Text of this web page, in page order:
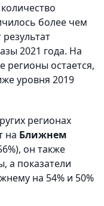
количество
более чем
2021 года. На
регионы остается,
уровня 2019
регионах
на Ближнем
он также
а показатели
на 54% и 50%